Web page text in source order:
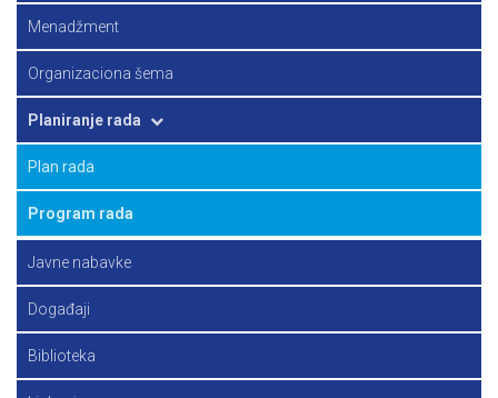
Menadžment
Organizaciona šema
Planiranje rada
Plan rada
Program rada
Javne nabavke
Događaji
Biblioteka